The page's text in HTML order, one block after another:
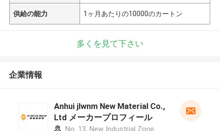
供給の能力 1ヶ月あたりの10000のカートン
多くを見て下さい
企業情報
Anhui jlwnm New Material Co.,
Ltd メーカープロフィール
No. 13, New Industrial Zone,